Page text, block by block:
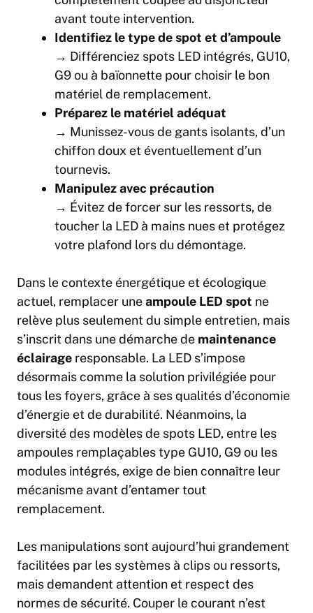
avant toute intervention.
Identifiez le type de spot et d’ampoule
→ Différenciez spots LED intégrés, GU10,
G9 ou à baïonnette pour choisir le bon
matériel de remplacement.
Préparez le matériel adéquat
→ Munissez-vous de gants isolants, d’un
chiffon doux et éventuellement d’un
tournevis.
Manipulez avec précaution
→ Évitez de forcer sur les ressorts, de
toucher la LED à mains nues et protégez
votre plafond lors du démontage.
Dans le contexte énergétique et écologique
actuel, remplacer uneampoule LED spot ne
relève plus seulement du simple entretien, mais
s’inscrit dans une démarche de maintenance
éclairage responsable. La LED s’impose
désormais comme la solution privilégiée pour
tous les foyers, grâce à ses qualités d’économie
d’énergie et de durabilité. Néanmoins, la
diversité des modèles de spots LED, entre les
ampoules remplaçables type GU10, G9 ou les
modules intégrés, exige de bien connaître leur
mécanisme avant d’entamer tout
remplacement.
Les manipulations sont aujourd’hui grandement
facilitées par les systèmes à clips ou ressorts,
mais demandent attention et respect des
normes de sécurité. Couper le courant n’est